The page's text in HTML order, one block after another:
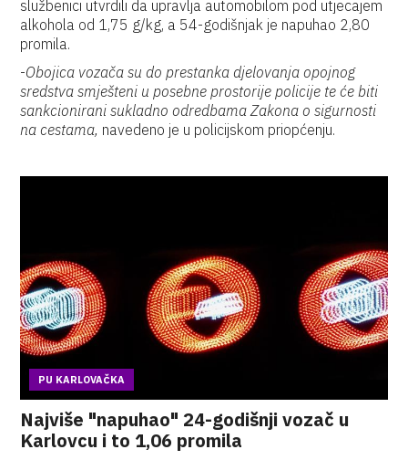
službenici utvrdili da upravlja automobilom pod utjecajem
alkohola od 1,75 g/kg, a 54-godišnjak je napuhao 2,80
promila.
-Obojica vozača su do prestanka djelovanja opojnog
sredstva smješteni u posebne prostorije policije te će biti
sankcionirani sukladno odredbama Zakona o sigurnosti
na cestama, navedeno je u policijskom priopćenju.
PU KARLOVAČKA
Najviše "napuhao" 24-godišnji vozač u
Karlovcu i to 1,06 promila